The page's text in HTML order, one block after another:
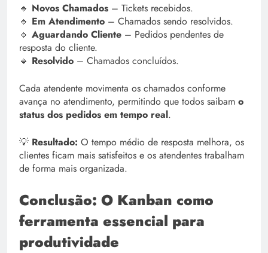
🔹 Novos Chamados – Tickets recebidos.
🔹 Em Atendimento – Chamados sendo resolvidos.
🔹 Aguardando Cliente – Pedidos pendentes de
resposta do cliente.
🔹 Resolvido – Chamados concluídos.
Cada atendente movimenta os chamados conforme
avança no atendimento, permitindo que todos saibam o
status dos pedidos em tempo real.
💡 Resultado: O tempo médio de resposta melhora, os
clientes ficam mais satisfeitos e os atendentes trabalham
de forma mais organizada.
Conclusão: O Kanban como
ferramenta essencial para
produtividade